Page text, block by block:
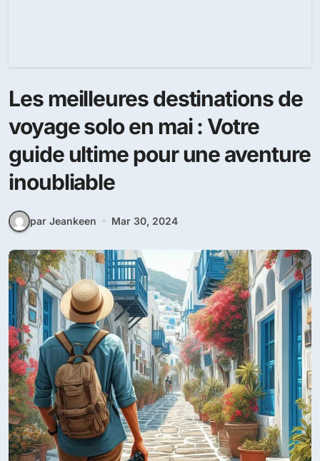
Les meilleures destinations de
voyage solo en mai : Votre
guide ultime pour une aventure
inoubliable
par Jeankeen Mar 30, 2024